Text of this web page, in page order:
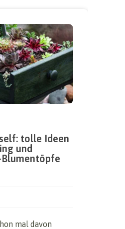
tolle Ideen
und
mal davon